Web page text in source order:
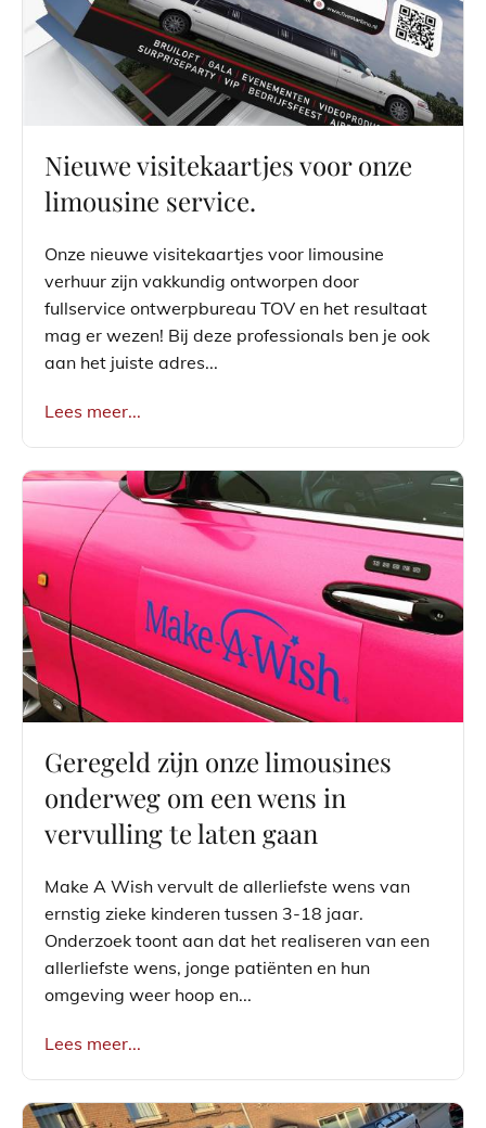
Nieuwe visitekaartjes voor onze
limousine service.
Onze nieuwe visitekaartjes voor limousine
verhuur zijn vakkundig ontworpen door
fullservice ontwerpbureau TOV en het resultaat
mag er wezen! Bij deze professionals ben je ook
aan het juiste adres...
Lees meer...
Geregeld zijn onze limousines
onderweg om een wens in
vervulling te laten gaan
Make A Wish vervult de allerliefste wens van
ernstig zieke kinderen tussen 3-18 jaar.
Onderzoek toont aan dat het realiseren van een
allerliefste wens, jonge patiënten en hun
omgeving weer hoop en...
Lees meer...